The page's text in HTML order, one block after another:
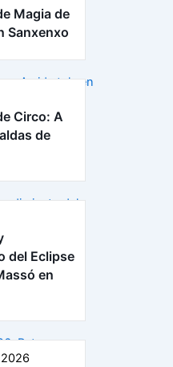
Magia de
Sanxenxo
Circo: A
de
del Eclipse
en